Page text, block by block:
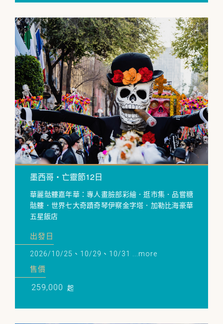
墨西哥・亡靈節12日
華麗骷髏嘉年華：專人畫臉部彩繪．逛市集．品嘗糖
骷髏．世界七大奇蹟奇琴伊察金字塔．加勒比海豪華
五星飯店
出發日
2026/10/25、10/29、10/31 ...more
售價
259,000 起